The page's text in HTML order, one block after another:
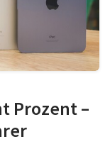
Prozent –